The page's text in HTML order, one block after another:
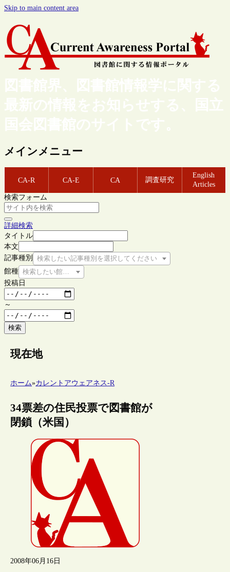
Skip to main content area
図書館界、図書館情報学に関する
最新の情報をお知らせする、国立
国会図書館のサイトです。
メインメニュー
CA-R CA-E CA 調査研究
English
Articles
検索フォーム
詳細検索
タイトル
本文
記事種別
検索したい記事種別を選択してください
館種 検索したい館種を選択してください
投稿日
～
検索
現在地
ホーム»カレントアウェアネス-R
34票差の住民投票で図書館が
閉鎖（米国）
2008年06月16日